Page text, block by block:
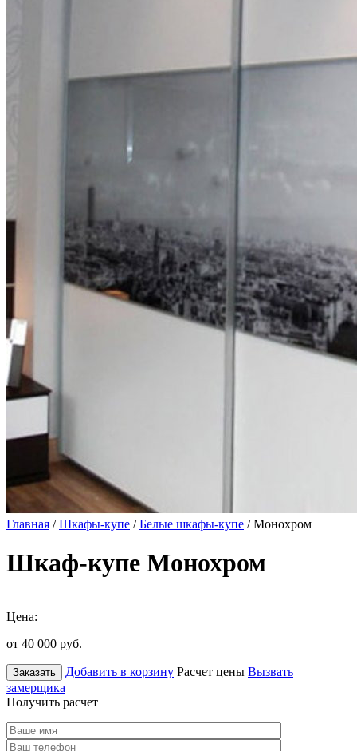
Главная /Шкафы-купе /Белые шкафы-купе / Монохром
Шкаф-купе Монохром
Цена:
от 40 000 руб.
Заказать Добавить в корзину Расчет цены Вызвать
замерщика
Получить расчет